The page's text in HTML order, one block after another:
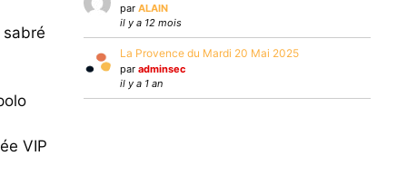
VIP
par ALAIN
il y a 12 mois
La Provence du Mardi 20 Mai 2025
par adminsec
il y a 1 an